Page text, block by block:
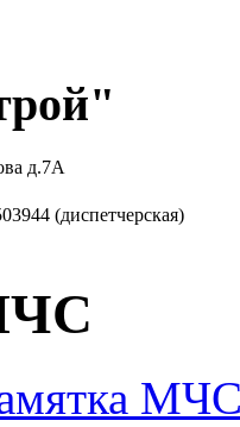
д.7А
(диспетчерская)